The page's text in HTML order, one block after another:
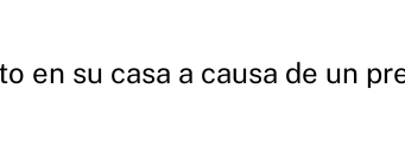
en su casa a causa de un